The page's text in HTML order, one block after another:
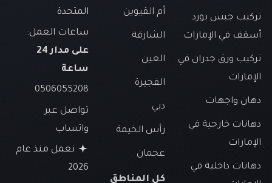
تركيب جبس بورد
أسقف في الإمارات
تركيب ورق جدران في
الإمارات
دهان واجهات
دهانات خارجية في
الإمارات
دهانات داخلية في
أم القيوين
الشارقة
العين
الفجيرة
دبي
رأس الخيمة
عجمان
كل المناطق
المتحدة
ساعات العمل:
على مدار 24
ساعة
0506055208
تواصل عبر
واتساب
نعمل منذ عام
2026